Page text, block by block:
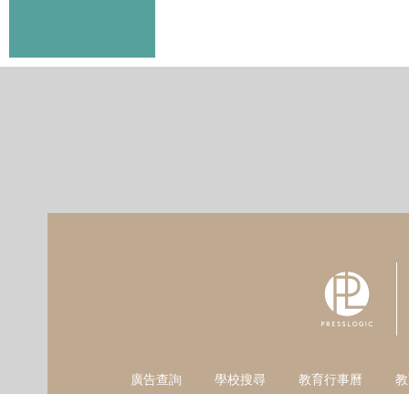
廣告查詢 學校搜尋 教育行事曆